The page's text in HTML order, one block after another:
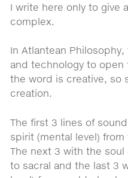
I write here only to give
complex.
In Atlantean
and technology to
the word is creative, so
creation.
The first 3 lines of
spirit (mental level)
The next 3 with the soul
to sacral and the last 3